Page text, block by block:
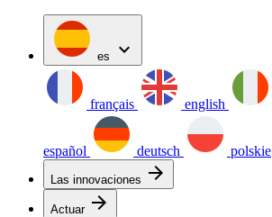
es expand_more
français english
español deutsch polskie
Las innovaciones arrow_forward
Actuar arrow_forward